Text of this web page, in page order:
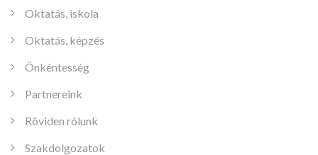
Oktatás, iskola
Oktatás, képzés
Önkéntesség
Partnereink
Röviden rólunk
Szakdolgozatok